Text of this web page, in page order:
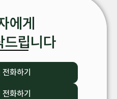
에게
드립니다
화하기
화하기